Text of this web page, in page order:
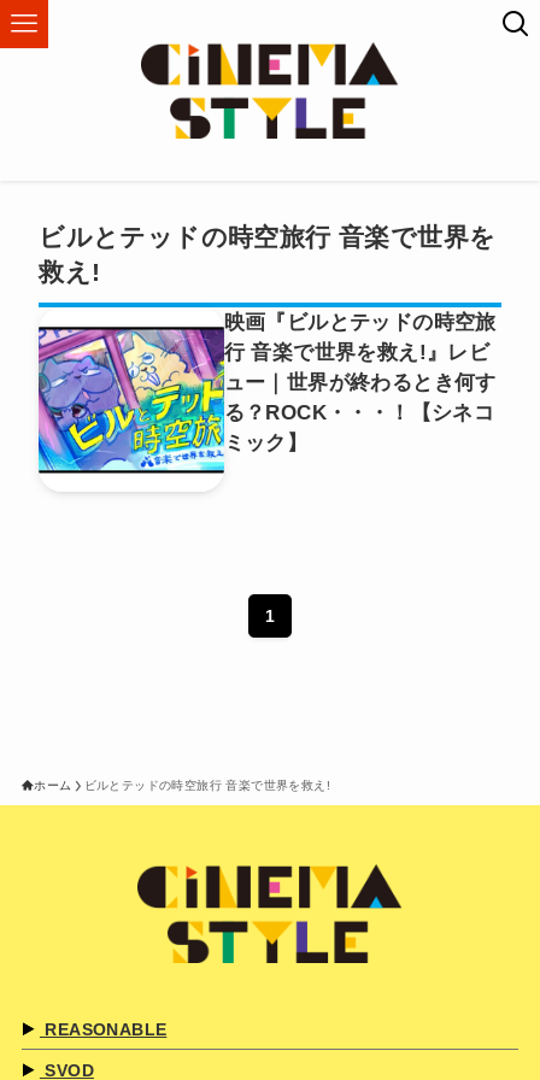
ビルとテッドの時空旅行 音楽で世界を
救え!
映画『ビルとテッドの時空旅
行 音楽で世界を救え!』レビ
ュー｜世界が終わるとき何す
る？ROCK・・・！【シネコ
ミック】
1
ホーム ビルとテッドの時空旅行 音楽で世界を救え!
REASONABLE
SVOD